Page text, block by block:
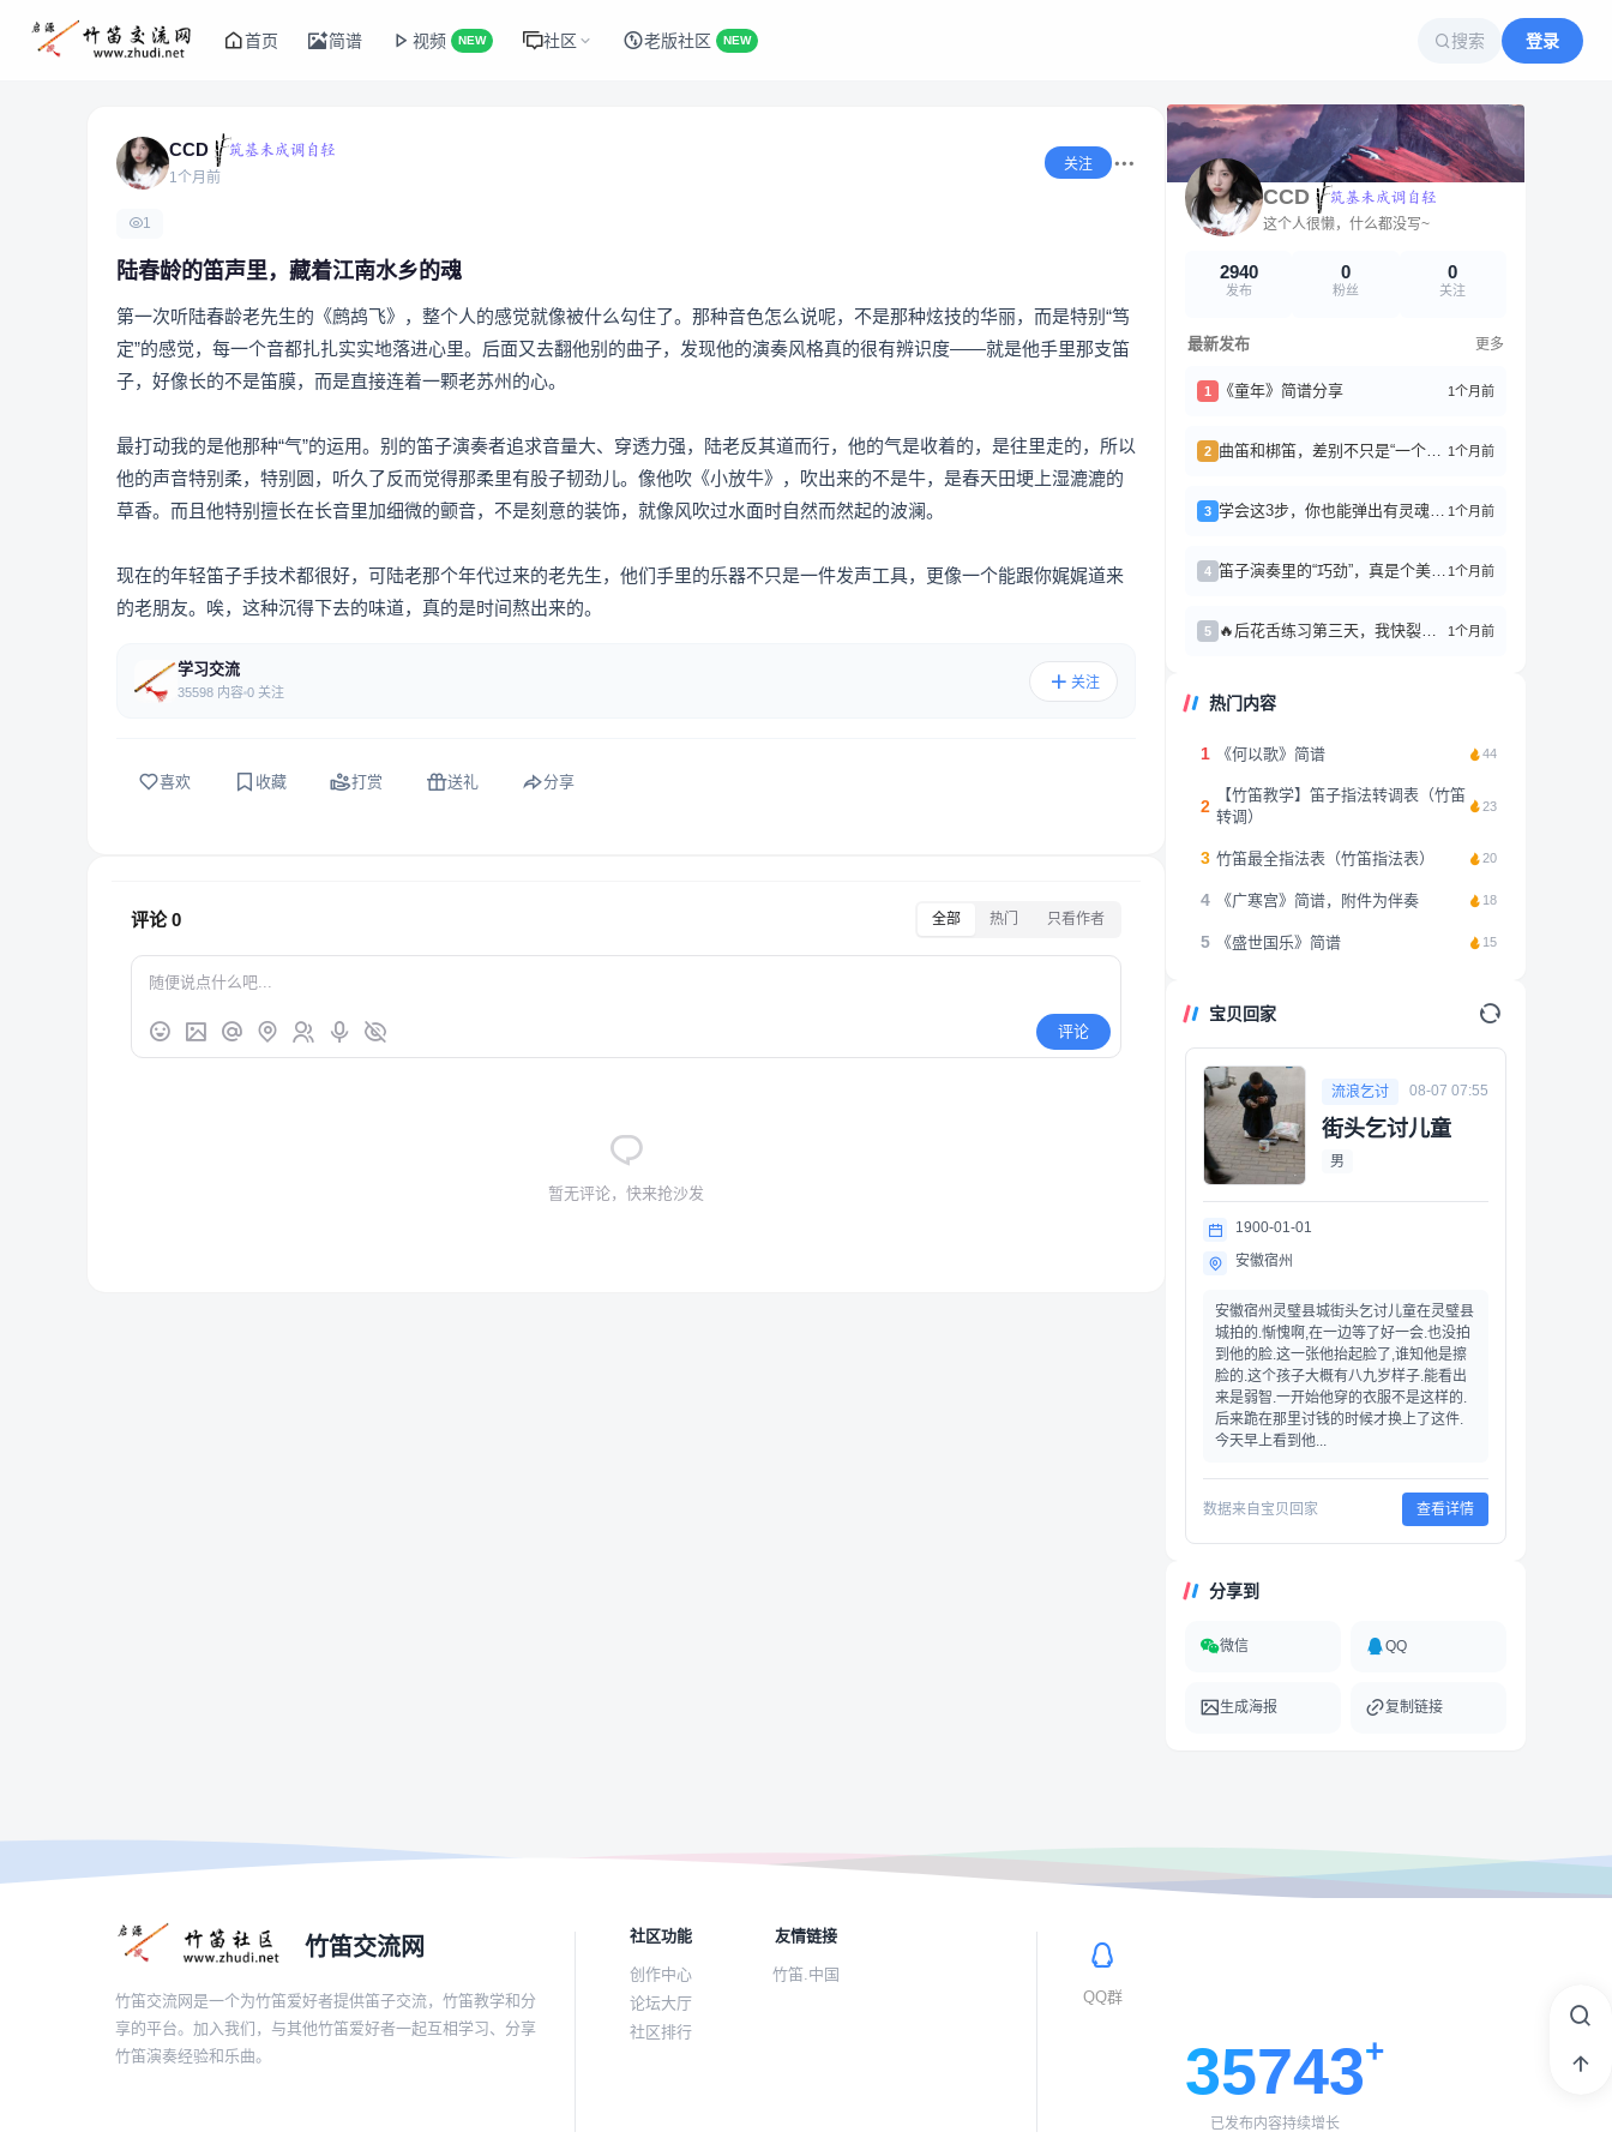
首页 简谱 视频 NEW 社区 老版社区 NEW 搜索 登录
CCD
1个月前
关注
1
陆春龄的笛声里，藏着江南水乡的魂
第一次听陆春龄老先生的《鹧鸪飞》，整个人的感觉就像被什么勾住了。那种音色怎么说呢，不是那种炫技的华丽，而是特别“笃
定”的感觉，每一个音都扎扎实实地落进心里。后面又去翻他别的曲子，发现他的演奏风格真的很有辨识度——就是他手里那支笛
子，好像长的不是笛膜，而是直接连着一颗老苏州的心。
最打动我的是他那种“气”的运用。别的笛子演奏者追求音量大、穿透力强，陆老反其道而行，他的气是收着的，是往里走的，所以
他的声音特别柔，特别圆，听久了反而觉得那柔里有股子韧劲儿。像他吹《小放牛》，吹出来的不是牛，是春天田埂上湿漉漉的
草香。而且他特别擅长在长音里加细微的颤音，不是刻意的装饰，就像风吹过水面时自然而然起的波澜。
现在的年轻笛子手技术都很好，可陆老那个年代过来的老先生，他们手里的乐器不只是一件发声工具，更像一个能跟你娓娓道来
的老朋友。唉，这种沉得下去的味道，真的是时间熬出来的。
学习交流
35598 内容 0 关注
关注
喜欢 收藏 打赏 送礼 分享
评论0 全部 热门 只看作者
评论
暂无评论，快来抢沙发
CCD
这个人很懒，什么都没写~
2940
发布
0
粉丝
0
关注
最新发布 更多
1 《童年》简谱分享 1个月前
2 曲笛和梆笛，差别不只是“一个软一个硬” 1个月前
3 学会这3步，你也能弹出有灵魂的曲子 1个月前
4 笛子演奏里的“巧劲”，真是个美妙又折磨人的东西 1个月前
5 🔥后花舌练习第三天，我快裂开了 1个月前
热门内容
1 《何以歌》简谱 44
2
【竹笛教学】笛子指法转调表（竹笛
转调）
23
3 竹笛最全指法表（竹笛指法表） 20
4 《广寒宫》简谱，附件为伴奏 18
5 《盛世国乐》简谱 15
宝贝回家
流浪乞讨 08-07 07:55
街头乞讨儿童
男
1900-01-01
安徽宿州
安徽宿州灵璧县城街头乞讨儿童在灵璧县
城拍的.惭愧啊,在一边等了好一会.也没拍
到他的脸.这一张他抬起脸了,谁知他是擦
脸的.这个孩子大概有八九岁样子.能看出
来是弱智.一开始他穿的衣服不是这样的.
后来跪在那里讨钱的时候才换上了这件.
今天早上看到他...
数据来自宝贝回家 查看详情
分享到
微信 QQ
生成海报 复制链接
竹笛交流网
竹笛交流网是一个为竹笛爱好者提供笛子交流，竹笛教学和分
享的平台。加入我们，与其他竹笛爱好者一起互相学习、分享
竹笛演奏经验和乐曲。
社区功能
创作中心
论坛大厅
社区排行
友情链接
竹笛.中国
QQ群
35743
已发布内容持续增长